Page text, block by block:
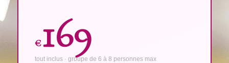
€169
tout inclus · groupe de 6 à 8 personnes max